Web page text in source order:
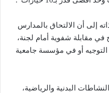
إلى أن الالتحاق بالمدارس
في مقابلة شفوية أمام لجنة،
أو في مؤسسة جامعية
البدنية والرياضية،